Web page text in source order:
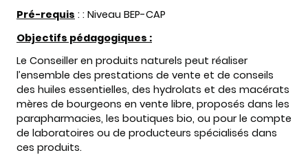
Pré-requis : : Niveau BEP-CAP
Objectifs pédagogiques :
Le Conseiller en produits naturels peut réaliser
l’ensemble des prestations de vente et de conseils
des huiles essentielles, des hydrolats et des macérats
mères de bourgeons en vente libre, proposés dans les
parapharmacies, les boutiques bio, ou pour le compte
de laboratoires ou de producteurs spécialisés dans
ces produits.